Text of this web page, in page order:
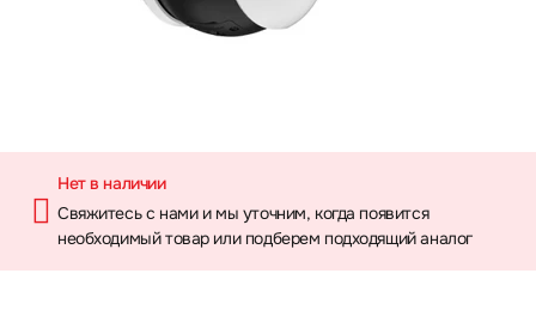
Нет в наличии
Свяжитесь с нами и мы уточним, когда появится
необходимый товар или подберем подходящий аналог